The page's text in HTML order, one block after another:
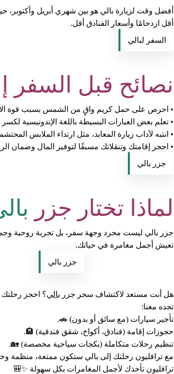
أفضل وقت لزيارة بالي هو بين شهري أبريل وأكتوبر،
أقل ازدحامًا وأسعار الفنادق أقل.
السفر لبالي
نصائح قبل السفر
• احرص على حمل كريم واقٍ من الشمس بسبب قوة
• تعلم بعض العبارات البسيطة باللغة الإندونيسية
• انتبه لآداب زيارة المعابد، مثل ارتداء الملابس
• احجز إقامتك وتنقلاتك مسبقًا لتوفير المال وضمان
جزر بالي
لماذا تختار جزر
جزر بالي ليست مجرد وجهة سفر، بل تجربة روحية
تعيش أجمل مغامرة في حياتك.
جزر بالي
هل أنت مستعد لاكتشاف سحر جزر بالي؟ احجز رحلتك
تجده معنا:
تأجير سيارات (مع سائق أو بدون) 🚗.
حجوزات إقامة (فنادق، أكواخ، شقق فندقية) 🏨.
تنظيم رحلات متكاملة (بكجات سياحية مخصصة) 🏡.
مع ترافليون رحلتك إلى بالي ستكون ممتعة، منظمة
ترافليون تأخذك لأجمل المغامرات بكل سهولة ✨🎒